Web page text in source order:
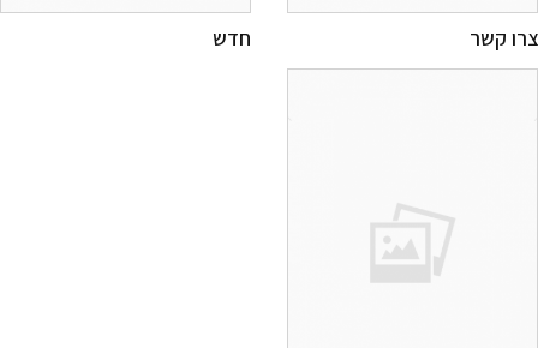
קשר חדש